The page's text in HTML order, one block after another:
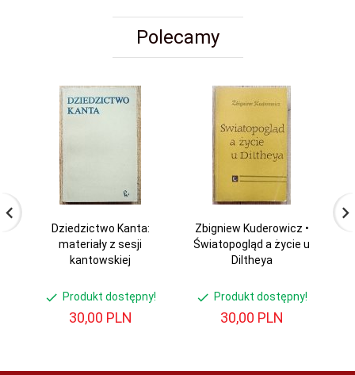
Polecamy
Dziedzictwo Kanta:
materiały z sesji
kantowskiej
Produkt dostępny!
30,00 PLN
Zbigniew Kuderowicz •
Światopogląd a życie u
Diltheya
Produkt dostępny!
30,00 PLN